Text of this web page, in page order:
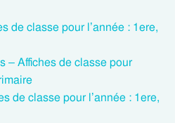
de classe pour l’année : 1ere,
– Affiches de classe pour
de classe pour l’année : 1ere,